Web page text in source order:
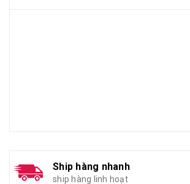
Ship hàng nhanh
ship hàng linh hoạt